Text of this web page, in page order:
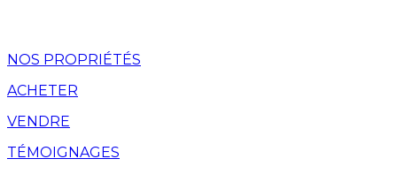
NOS PROPRIÉTÉS
ACHETER
VENDRE
TÉMOIGNAGES